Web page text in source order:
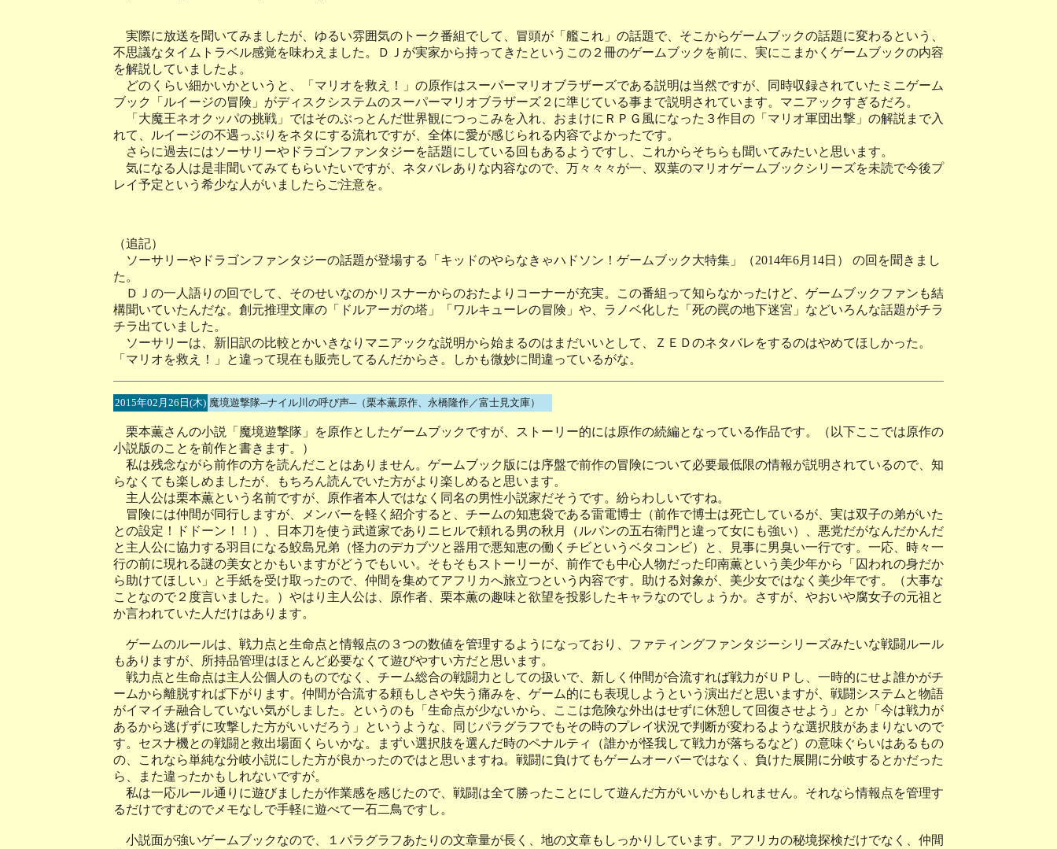
実際に放送を聞いてみましたが、ゆるい雰囲気のトーク番組でして、冒頭が「艦これ」の話題で、そこからゲームブックの話題に変わるという、
不思議なタイムトラベル感覚を味わえました。ＤＪが実家から持ってきたというこの２冊のゲームブックを前に、実にこまかくゲームブックの内容
を解説していましたよ。
どのくらい細かいかというと、「マリオを救え！」の原作はスーパーマリオブラザーズである説明は当然ですが、同時収録されていたミニゲーム
ブック「ルイージの冒険」がディスクシステムのスーパーマリオブラザーズ２に準じている事まで説明されています。マニアックすぎるだろ。
「大魔王ネオクッパの挑戦」ではそのぶっとんだ世界観につっこみを入れ、おまけにＲＰＧ風になった３作目の「マリオ軍団出撃」の解説まで入
れて、ルイージの不遇っぷりをネタにする流れですが、全体に愛が感じられる内容でよかったです。
さらに過去にはソーサリーやドラゴンファンタジーを話題にしている回もあるようですし、これからそちらも聞いてみたいと思います。
気になる人は是非聞いてみてもらいたいですが、ネタバレありな内容なので、万々々々が一、双葉のマリオゲームブックシリーズを未読で今後プ
レイ予定という希少な人がいましたらご注意を。
（追記）
ソーサリーやドラゴンファンタジーの話題が登場する「キッドのやらなきゃハドソン！ゲームブック大特集」（2014年6月14日） の回を聞きまし
た。
ＤＪの一人語りの回でして、そのせいなのかリスナーからのおたよりコーナーが充実。この番組って知らなかったけど、ゲームブックファンも結
構聞いていたんだな。創元推理文庫の「ドルアーガの塔」「ワルキューレの冒険」や、ラノベ化した「死の罠の地下迷宮」などいろんな話題がチラ
チラ出ていました。
ソーサリーは、新旧訳の比較とかいきなりマニアックな説明から始まるのはまだいいとして、ＺＥＤのネタバレをするのはやめてほしかった。
「マリオを救え！」と違って現在も販売してるんだからさ。しかも微妙に間違っているがな。
2015年02月26日(木) 魔境遊撃隊─ナイル川の呼び声─（栗本薫原作、永橋隆作／富士見文庫）
栗本薫さんの小説「魔境遊撃隊」を原作としたゲームブックですが、ストーリー的には原作の続編となっている作品です。（以下ここでは原作の
小説版のことを前作と書きます。）
私は残念ながら前作の方を読んだことはありません。ゲームブック版には序盤で前作の冒険について必要最低限の情報が説明されているので、知
らなくても楽しめましたが、もちろん読んでいた方がより楽しめると思います。
主人公は栗本薫という名前ですが、原作者本人ではなく同名の男性小説家だそうです。紛らわしいですね。
冒険には仲間が同行しますが、メンバーを軽く紹介すると、チームの知恵袋である雷電博士（前作で博士は死亡しているが、実は双子の弟がいた
との設定！ドドーン！！）、日本刀を使う武道家でありニヒルで頼れる男の秋月（ルパンの五右衛門と違って女にも強い）、悪党だがなんだかんだ
と主人公に協力する羽目になる鮫島兄弟（怪力のデカブツと器用で悪知恵の働くチビというベタコンビ）と、見事に男臭い一行です。一応、時々一
行の前に現れる謎の美女とかもいますがどうでもいい。そもそもストーリーが、前作でも中心人物だった印南薫という美少年から「囚われの身だか
ら助けてほしい」と手紙を受け取ったので、仲間を集めてアフリカへ旅立つという内容です。助ける対象が、美少女ではなく美少年です。（大事な
ことなので２度言いました。）やはり主人公は、原作者、栗本薫の趣味と欲望を投影したキャラなのでしょうか。さすが、やおいや腐女子の元祖と
か言われていた人だけはあります。
ゲームのルールは、戦力点と生命点と情報点の３つの数値を管理するようになっており、ファティングファンタジーシリーズみたいな戦闘ルール
もありますが、所持品管理はほとんど必要なくて遊びやすい方だと思います。
戦力点と生命点は主人公個人のものでなく、チーム総合の戦闘力としての扱いで、新しく仲間が合流すれば戦力がＵＰし、一時的にせよ誰かがチ
ームから離脱すれば下がります。仲間が合流する頼もしさや失う痛みを、ゲーム的にも表現しようという演出だと思いますが、戦闘システムと物語
がイマイチ融合していない気がしました。というのも「生命点が少ないから、ここは危険な外出はせずに休憩して回復させよう」とか「今は戦力が
あるから逃げずに攻撃した方がいいだろう」というような、同じパラグラフでもその時のプレイ状況で判断が変わるような選択肢があまりないので
す。セスナ機との戦闘と救出場面くらいかな。まずい選択肢を選んだ時のペナルティ（誰かが怪我して戦力が落ちるなど）の意味ぐらいはあるもの
の、これなら単純な分岐小説にした方が良かったのではと思いますね。戦闘に負けてもゲームオーバーではなく、負けた展開に分岐するとかだった
ら、また違ったかもしれないですが。
私は一応ルール通りに遊びましたが作業感を感じたので、戦闘は全て勝ったことにして遊んだ方がいいかもしれません。それなら情報点を管理す
るだけですむのでメモなしで手軽に遊べて一石二鳥ですし。
小説面が強いゲームブックなので、１パラグラフあたりの文章量が長く、地の文章もしっかりしています。アフリカの秘境探検だけでなく、仲間